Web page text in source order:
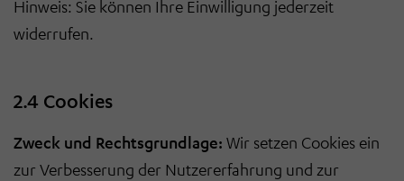
Hinweis: Sie können Ihre Einwilligung jederzeit
widerrufen.
2.4 Cookies
Zweck und Rechtsgrundlage: Wir setzen Cookies ein
zur Verbesserung der Nutzererfahrung und zur